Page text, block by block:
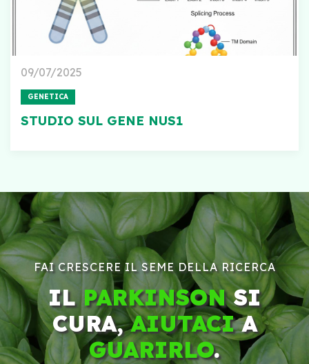
09/07/2025
GENETICA
STUDIO SUL GENE NUS1
FAI CRESCERE IL SEME DELLA RICERCA
ILPARKINSONSI
CURA,AIUTACIA
GUARIRLO.